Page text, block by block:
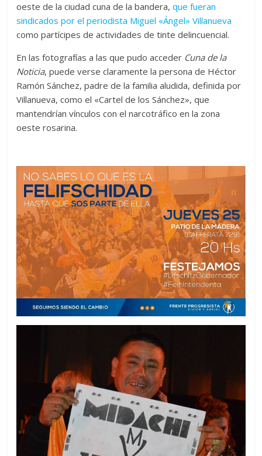
oeste de la ciudad cuna de la bandera,que fueran
sindicados por el periodista Miguel «Ángel» Villanueva
como partícipes de actividades de tinte delincuencial.
En las fotografías a las que pudo acceder Cuna de la
Noticia, puede verse claramente la persona de Héctor
Ramón Sánchez, padre de la familia aludida, definida por
Villanueva, como el «Cartel de los Sánchez», que
mantendrían vínculos con el narcotráfico en la zona
oeste rosarina.